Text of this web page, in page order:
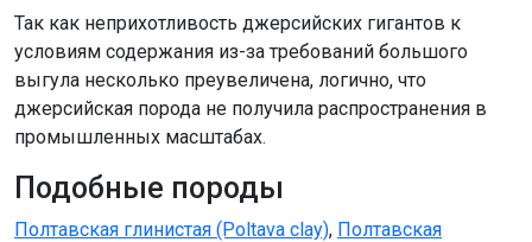
Так как неприхотливость джерсийских гигантов к
условиям содержания из-за требований большого
выгула несколько преувеличена, логично, что
джерсийская порода не получила распространения в
промышленных масштабах.
Подобные породы
Полтавская глинистая (Poltava clay), Полтавская